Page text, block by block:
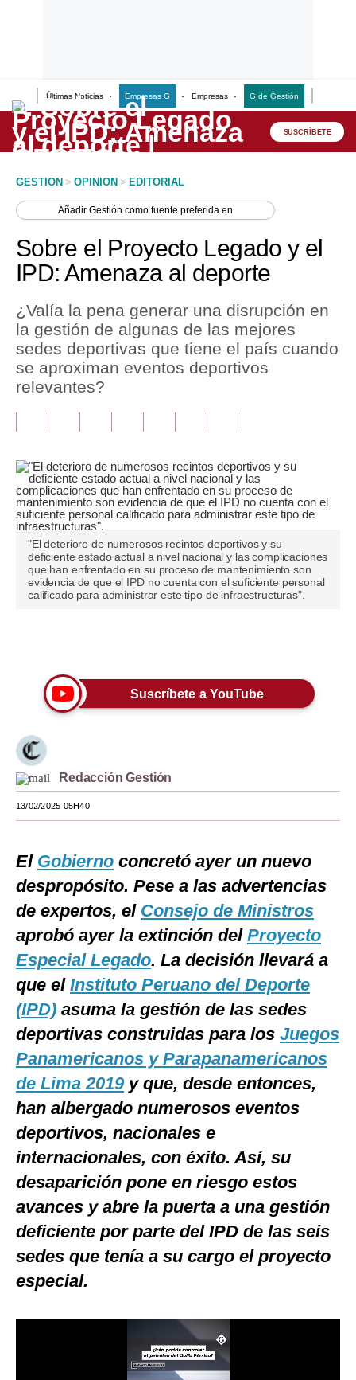
Últimas Noticias Empresas G Empresas G de Gestión
Lo último
Peru Quiosco
Economía
Perú
Política
Tu Dinero
Plus G
Opinión
Editorial
Pregunta de hoy
Viajes
Moda
Estilos
Mundo
México
España
Internacional
Tecnología
Club del Suscriptor
Mix
G de Gestión
Notas Contratadas
Gestión TV
Videos
Fotogalerías
gestion.pe
SUSCRÍBETE
GESTION > OPINION > EDITORIAL
AñadirGestión como fuente preferida en
Sobre el Proyecto Legado y el
IPD: Amenaza al deporte
¿Valía la pena generar una disrupción en
la gestión de algunas de las mejores
sedes deportivas que tiene el país cuando
se aproximan eventos deportivos
relevantes?
"El deterioro de numerosos recintos deportivos y su
deficiente estado actual a nivel nacional y las complicaciones
que han enfrentado en su proceso de mantenimiento son
evidencia de que el IPD no cuenta con el suficiente personal
calificado para administrar este tipo de infraestructuras".
Suscríbete a YouTube
Redacción Gestión
13/02/2025 05H40
El Gobierno concretó ayer un nuevo
despropósito. Pese a las advertencias
de expertos, el Consejo de Ministros
aprobó ayer la extinción del Proyecto
Especial Legado. La decisión llevará a
que el Instituto Peruano del Deporte
(IPD) asuma la gestión de las sedes
deportivas construidas para los Juegos
Panamericanos y Parapanamericanos
de Lima 2019y que, desde entonces,
han albergado numerosos eventos
deportivos, nacionales e
internacionales, con éxito. Así, su
desaparición pone en riesgo estos
avances y abre la puerta a una gestión
deficiente por parte del IPD de las seis
sedes que tenía a su cargo el proyecto
especial.